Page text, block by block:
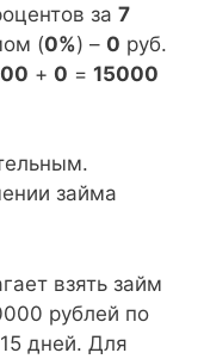
за 7
(0%) – 0 руб.
+ 0 = 15000
займа
взять займ
рублей по
дней. Для